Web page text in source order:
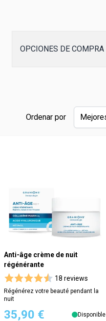
OPCIONES DE COMPRA
Ordenar por
Anti-âge crème de nuit
régénérante
18 reviews
Régénérez votre beauté pendant la
nuit
35,90 € Disponible